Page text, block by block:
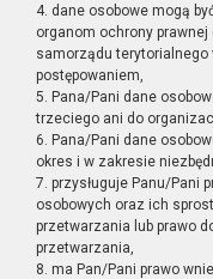
4. dane osobowe mogą
organom ochrony prawnej
samorządu
postępowaniem,
5. Pana/Pani dane
trzeciego ani do
6. Pana/Pani dane
okres i w zakresie
7. przysługuje Panu/Pani
osobowych oraz ich
przetwarzania lub prawo
przetwarzania,
8. ma Pan/Pani prawo